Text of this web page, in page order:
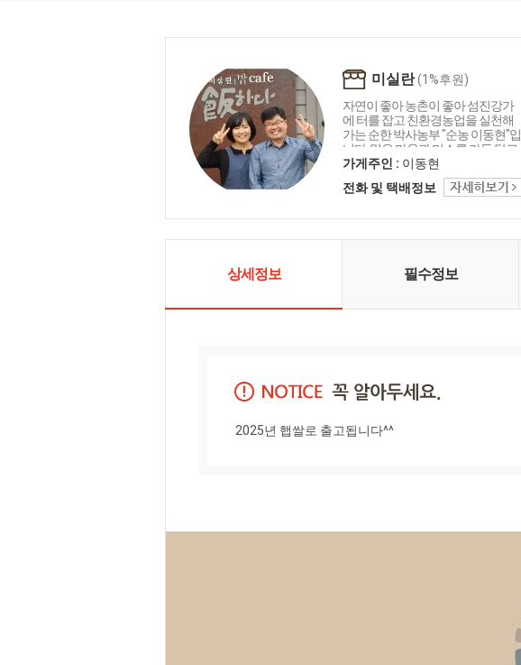
미실란(1%후원)
자연이 좋아 농촌이 좋아 섬진강가
에 터를 잡고 친환경농업을 실천해
가는 순한 박사농부 "순농 이동현"입
니다. 맑은 마음과 미소를 가득 담고
아름다운 세상을 살아가길 바라는
우리 두아들에게 좋은 먹거리와 환
경을 물려주고 싶은 농촌의 희망의
현입니다. 조금 배운 것 현장에서 또
공간을 "미실란"에서 만들어가겠습
가게주인 : 이동현
전화 및 택배정보
상세정보 필수정보
2025년 햅쌀로 출고됩니다^^